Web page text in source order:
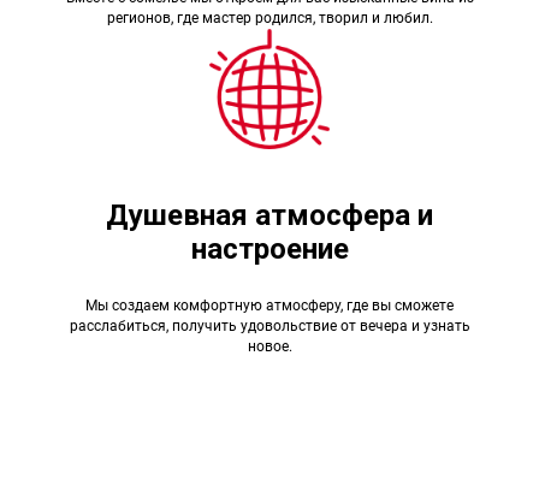
регионов, где мастер родился, творил и любил.
Душевная атмосфера и
настроение
Мы создаем комфортную атмосферу, где вы сможете
расслабиться, получить удовольствие от вечера и узнать
новое.